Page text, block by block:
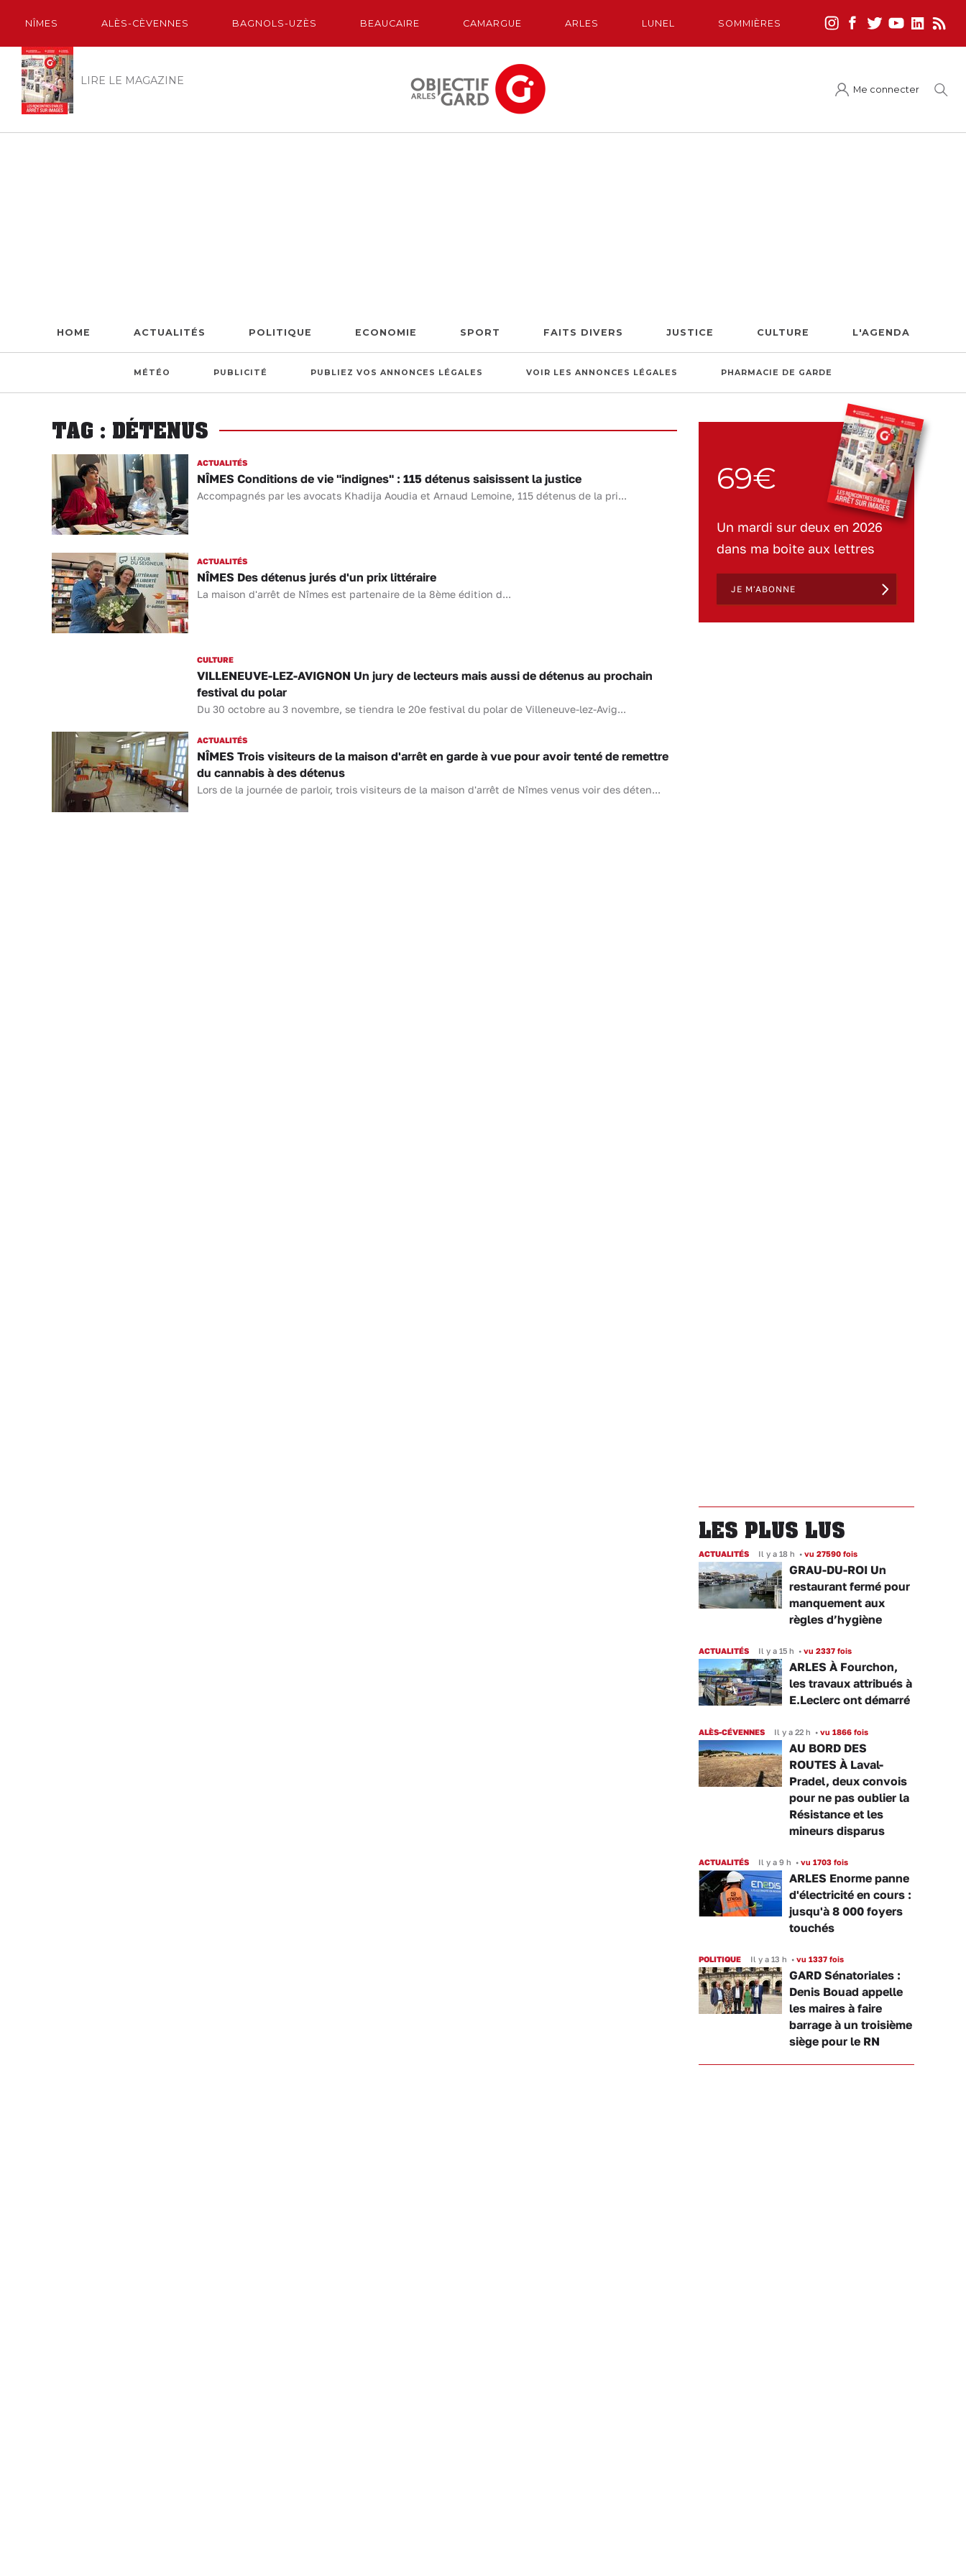
NÎMES ALÈS-CÈVENNES BAGNOLS-UZÈS BEAUCAIRE CAMARGUE ARLES LUNEL SOMMIÈRES
LIRE LE MAGAZINE
Me connecter
HOME ACTUALITÉS POLITIQUE ECONOMIE SPORT FAITS DIVERS JUSTICE CULTURE L'AGENDA
MÉTÉO PUBLICITÉ PUBLIEZ VOS ANNONCES LÉGALES VOIR LES ANNONCES LÉGALES PHARMACIE DE GARDE
TAG : DÉTENUS
ACTUALITÉS
NÎMES Conditions de vie "indignes" : 115 détenus saisissent la justice
Accompagnés par les avocats Khadija Aoudia et Arnaud Lemoine, 115 détenus de la pri...
ACTUALITÉS
NÎMES Des détenus jurés d'un prix littéraire
La maison d'arrêt de Nîmes est partenaire de la 8ème édition d...
CULTURE
VILLENEUVE-LEZ-AVIGNON Un jury de lecteurs mais aussi de détenus au prochain
festival du polar
Du 30 octobre au 3 novembre, se tiendra le 20e festival du polar de Villeneuve-lez-Avig...
ACTUALITÉS
NÎMES Trois visiteurs de la maison d'arrêt en garde à vue pour avoir tenté de remettre
du cannabis à des détenus
Lors de la journée de parloir, trois visiteurs de la maison d'arrêt de Nîmes venus voir des déten...
69€
Un mardi sur deux en 2026
dans ma boite aux lettres
JE M'ABONNE
LES PLUS LUS
ACTUALITÉS Il y a 18 h • vu 27590 fois
GRAU-DU-ROI Un
restaurant fermé pour
manquement aux
règles d’hygiène
ACTUALITÉS Il y a 15 h • vu 2337 fois
ARLES À Fourchon,
les travaux attribués à
E.Leclerc ont démarré
ALÈS-CÉVENNES Il y a 22 h • vu 1866 fois
AU BORD DES
ROUTES À Laval-
Pradel, deux convois
pour ne pas oublier la
Résistance et les
mineurs disparus
ACTUALITÉS Il y a 9 h • vu 1703 fois
ARLES Enorme panne
d'électricité en cours :
jusqu'à 8 000 foyers
touchés
POLITIQUE Il y a 13 h • vu 1337 fois
GARD Sénatoriales :
Denis Bouad appelle
les maires à faire
barrage à un troisième
siège pour le RN